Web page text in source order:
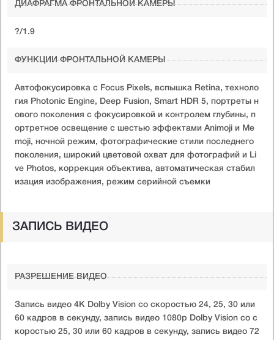
ДИАФРАГМА ФРОНТАЛЬНОЙ КАМЕРЫ
?/1.9
ФУНКЦИИ ФРОНТАЛЬНОЙ КАМЕРЫ
Автофокусировка с Focus Pixels, вспышка Retina, техноло
гия Photonic Engine, Deep Fusion, Smart HDR 5, портреты н
ового поколения с фокусировкой и контролем глубины, п
ортретное освещение с шестью эффектами Animoji и Me
moji, ночной режим, фотографические стили последнего
поколения, широкий цветовой охват для фотографий и Li
ve Photos, коррекция объектива, автоматическая стабил
изация изображения, режим серийной съемки
ЗАПИСЬ ВИДЕО
РАЗРЕШЕНИЕ ВИДЕО
Запись видео 4K Dolby Vision со скоростью 24, 25, 30 или
60 кадров в секунду, запись видео 1080p Dolby Vision со с
коростью 25, 30 или 60 кадров в секунду, запись видео 72